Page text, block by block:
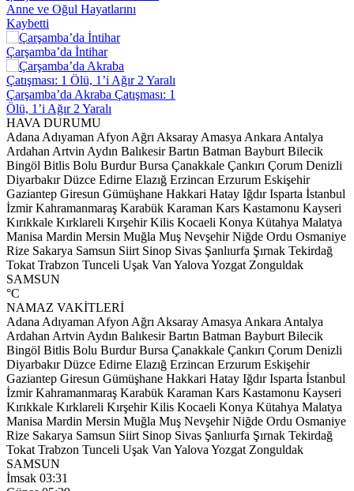
Anne ve Oğul Hayatlarını
Kaybetti
Çarşamba’da İntihar
Çarşamba’da Akraba Çatışması: 1
Ölü, 1’i Ağır 2 Yaralı
HAVA DURUMU
Adana Adıyaman Afyon Ağrı Aksaray Amasya Ankara Antalya
Ardahan Artvin Aydın Balıkesir Bartın Batman Bayburt Bilecik
Bingöl Bitlis Bolu Burdur Bursa Çanakkale Çankırı Çorum Denizli
Diyarbakır Düzce Edirne Elazığ Erzincan Erzurum Eskişehir
Gaziantep Giresun Gümüşhane Hakkari Hatay Iğdır Isparta İstanbul
İzmir Kahramanmaraş Karabük Karaman Kars Kastamonu Kayseri
Kırıkkale Kırklareli Kırşehir Kilis Kocaeli Konya Kütahya Malatya
Manisa Mardin Mersin Muğla Muş Nevşehir Niğde Ordu Osmaniye
Rize Sakarya Samsun Siirt Sinop Sivas Şanlıurfa Şırnak Tekirdağ
Tokat Trabzon Tunceli Uşak Van Yalova Yozgat Zonguldak
SAMSUN
°C
NAMAZ VAKİTLERİ
Adana Adıyaman Afyon Ağrı Aksaray Amasya Ankara Antalya
Ardahan Artvin Aydın Balıkesir Bartın Batman Bayburt Bilecik
Bingöl Bitlis Bolu Burdur Bursa Çanakkale Çankırı Çorum Denizli
Diyarbakır Düzce Edirne Elazığ Erzincan Erzurum Eskişehir
Gaziantep Giresun Gümüşhane Hakkari Hatay Iğdır Isparta İstanbul
İzmir Kahramanmaraş Karabük Karaman Kars Kastamonu Kayseri
Kırıkkale Kırklareli Kırşehir Kilis Kocaeli Konya Kütahya Malatya
Manisa Mardin Mersin Muğla Muş Nevşehir Niğde Ordu Osmaniye
Rize Sakarya Samsun Siirt Sinop Sivas Şanlıurfa Şırnak Tekirdağ
Tokat Trabzon Tunceli Uşak Van Yalova Yozgat Zonguldak
SAMSUN
İmsak 03:31